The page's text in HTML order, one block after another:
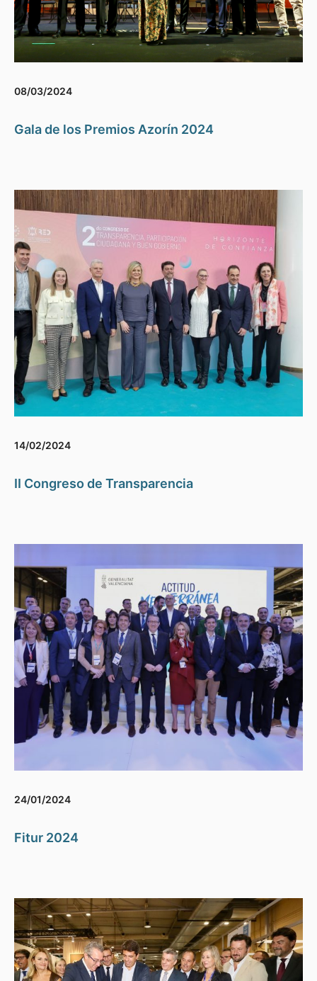
08/03/2024
Gala de los Premios Azorín 2024
14/02/2024
II Congreso de Transparencia
24/01/2024
Fitur 2024